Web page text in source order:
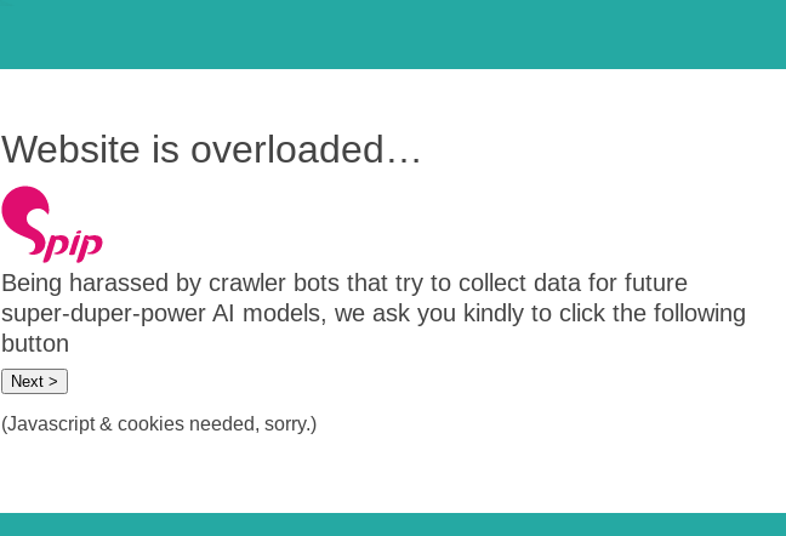
Website is overloaded…
Being harassed by crawler bots that try to collect data for future
super-duper-power AI models, we ask you kindly to click the following
button
Next >
(Javascript & cookies needed, sorry.)